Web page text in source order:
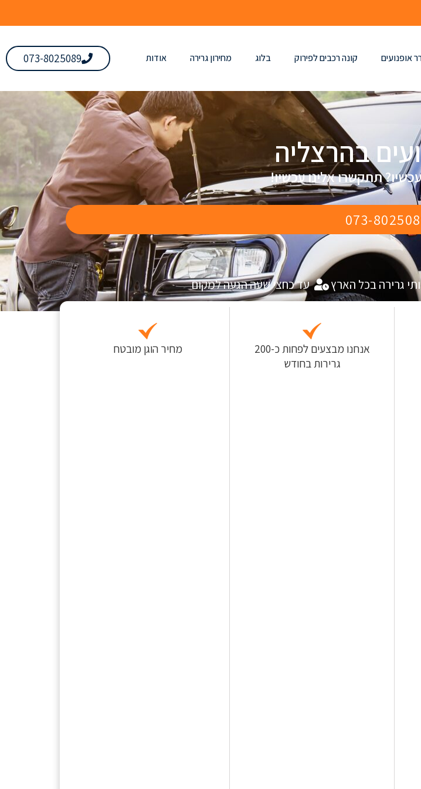
אופנועים קונה רכבים לפירוק בלוג מחירון גרירה אודות 073-8025089
בהרצליה
גרירה בכל הארץ עד כחצי שעה הגעה למקום
תתקשרו אלינו עכשיו!
073-
מחיר הוגן מובטח
אנחנו מבצעים לפחות כ-200
גרירות בחודש